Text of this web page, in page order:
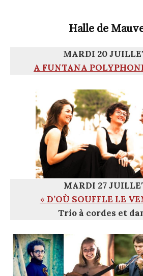
Halle de
MARDI 20
A FUNTANA
MARDI 27
« D’OÙ SOUFFLE LE
Trio à cordes et